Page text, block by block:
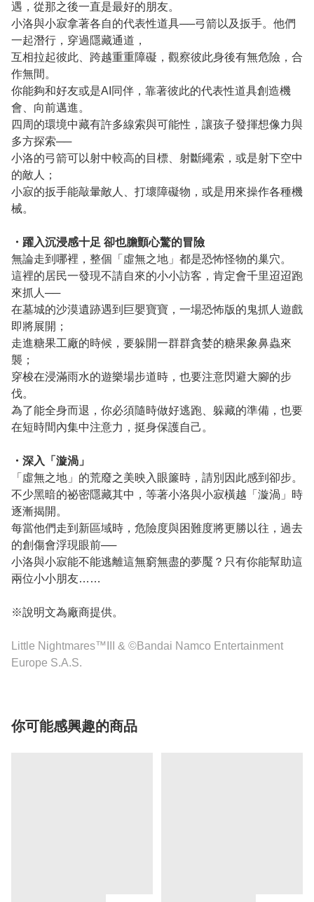
遇，從那之後一直是最好的朋友。
小洛與小寂拿著各自的代表性道具──弓箭以及扳手。他們
一起潛行，穿過隱藏通道，
互相拉起彼此、跨越重重障礙，觀察彼此身後有無危險，合
作無間。
你能夠和好友或是AI同伴，靠著彼此的代表性道具創造機
會、向前邁進。
四周的環境中藏有許多線索與可能性，讓孩子發揮想像力與
多方探索──
小洛的弓箭可以射中較高的目標、射斷繩索，或是射下空中
的敵人；
小寂的扳手能敲暈敵人、打壞障礙物，或是用來操作各種機
械。
・躍入沉浸感十足 卻也膽顫心驚的冒險
無論走到哪裡，整個「虛無之地」都是恐怖怪物的巢穴。
這裡的居民一發現不請自來的小小訪客，肯定會千里迢迢跑
來抓人──
在墓城的沙漠遺跡遇到巨嬰寶寶，一場恐怖版的鬼抓人遊戲
即將展開；
走進糖果工廠的時候，要躲開一群群貪婪的糖果象鼻蟲來
襲；
穿梭在浸滿雨水的遊樂場步道時，也要注意閃避大腳的步
伐。
為了能全身而退，你必須隨時做好逃跑、躲藏的準備，也要
在短時間內集中注意力，挺身保護自己。
・深入「漩渦」
「虛無之地」的荒廢之美映入眼簾時，請別因此感到卻步。
不少黑暗的祕密隱藏其中，等著小洛與小寂橫越「漩渦」時
逐漸揭開。
每當他們走到新區域時，危險度與困難度將更勝以往，過去
的創傷會浮現眼前──
小洛與小寂能不能逃離這無窮無盡的夢魘？只有你能幫助這
兩位小小朋友……
※說明文為廠商提供。
Little Nightmares™III & ©Bandai Namco Entertainment
Europe S.A.S.
你可能感興趣的商品